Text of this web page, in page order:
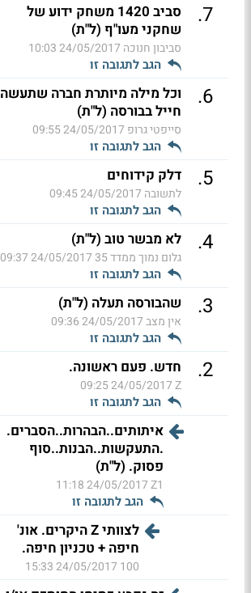
7
.
סביב 1420 משחק ידוע של
שחקני מעו"ף (ל"ת)
סביבון חנוכה 24/05/2017 10:03
הגב לתגובה זו
6
.
וכל מילה מיותרת חברה שתעשה
חייל בבורסה (ל"ת)
סייפטי גרופ 24/05/2017 09:55
הגב לתגובה זו
5
. דלק קידוחים
לתשובה 24/05/2017 09:45
הגב לתגובה זו
4
. לא מבשר טוב (ל"ת)
גלום נמוך ממדד 35 24/05/2017 09:37
הגב לתגובה זו
3
. שהבורסה תעלה (ל"ת)
אין מצב24/05/2017 09:36
הגב לתגובה זו
2
. חדש. פעם ראשונה.
Z
24/05/2017 09:25
הגב לתגובה זו
איתותים..הבהרות..הסברים.
.התעקשות..הבנות..סוף
פסוק. (ל"ת)
Z1
24/05/2017 11:18
הגב לתגובה זו
לצוותי Z היקרים. אונ'
חיפה + טכניון חיפה.
100
24/05/2017 15:33